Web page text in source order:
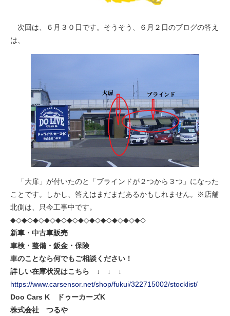
次回は、６月３０日です。そうそう、６月２日のブログの答え
は、
「大扉」が付いたのと「ブラインドが２つから３つ」になった
ことです。しかし、答えはまだまだあるかもしれません。※店舗
北側は、只今工事中です。
◆◇◆◇◆◇◆◇◆◇◆◇◆◇◆◇◆◇◆◇◆◇◆◇
新車・中古車販売
車検・整備・鈑金・保険
車のことなら何でもご相談ください！
詳しい在庫状況はこちら ↓ ↓ ↓
https://www.carsensor.net/shop/fukui/322715002/stocklist/
Doo Cars K ドゥーカーズK
株式会社 つるや